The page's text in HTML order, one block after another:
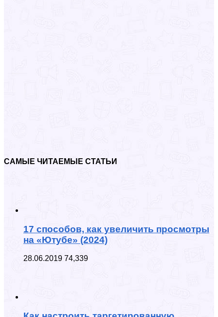
САМЫЕ ЧИТАЕМЫЕ СТАТЬИ
17 способов, как увеличить просмотры
на «Ютубе» (2024)
28.06.2019 74,339